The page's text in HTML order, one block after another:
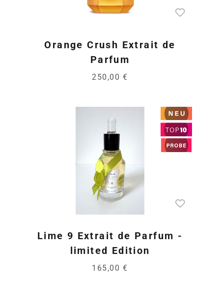
Orange Crush Extrait de
Parfum
250,00 €
Lime 9 Extrait de Parfum -
limited Edition
165,00 €